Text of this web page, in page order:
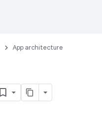
App architecture